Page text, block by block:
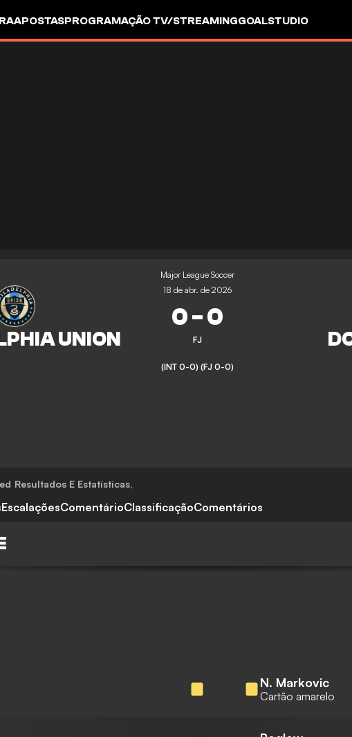
APOSTASPROGRAMAÇÃO TV/STREAMINGGOALSTUDIO
Major League Soccer
18 de abr. de 2026
0-0
FJ
(INT 0-0) (FJ 0-0)
Resultados E Estatísticas,
EscalaçõesComentárioClassificaçãoComentários
N. Markovic
Cartão amarelo